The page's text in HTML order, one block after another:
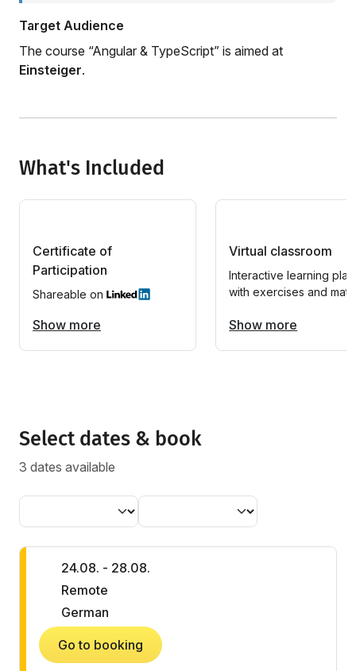
Target Audience
The course “Angular & TypeScript” is aimed at
Einsteiger.
What's Included
Certificate of
Participation
Shareable on
Show more
Virtual classroom
Interactive learning
with exercises and
Show more
Select dates & book
3 dates available
24.08. - 28.08.
Remote
German
Go to booking